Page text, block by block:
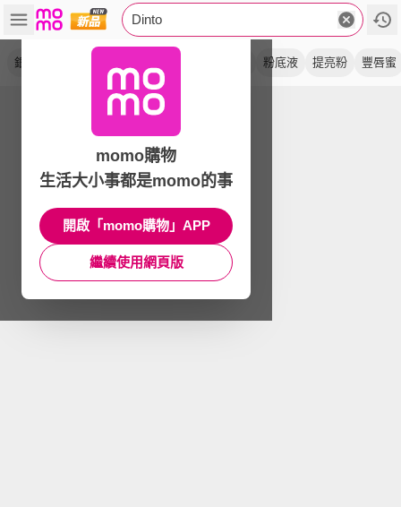
Dinto
銀殼 粉底液 提亮粉 豐唇蜜
momo購物
生活大小事都是momo的事
開啟「momo購物」APP
繼續使用網頁版